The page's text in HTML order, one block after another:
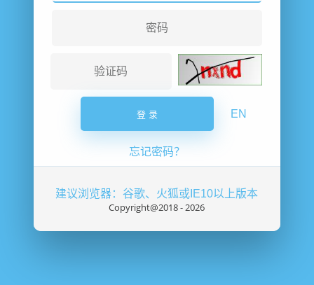
EN
忘记密码？
建议浏览器：谷歌、火狐或IE10以上版本
Copyright@2018 -2026